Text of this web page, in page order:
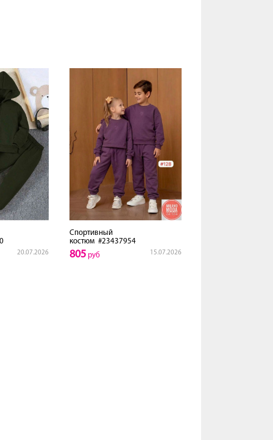
20.07.2026
Спортивный
костюм #23437954
15.07.2026
805 руб